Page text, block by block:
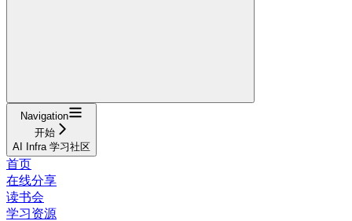
Navigation
开始
AI Infra 学习社区
首页
在线分享
读书会
学习资源